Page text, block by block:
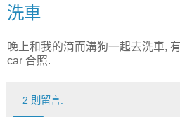
洗車
晚上和我的滴而溝狗一起去洗車,
car 合照.
2 則留言: